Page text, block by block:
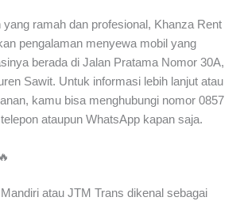
yang ramah dan profesional, Khanza Rent
pengalaman menyewa mobil yang
berada di Jalan Pratama Nomor 30A,
Sawit. Untuk informasi lebih lanjut atau
kamu bisa menghubungi nomor 0857
ataupun WhatsApp kapan saja.
atau JTM Trans dikenal sebagai